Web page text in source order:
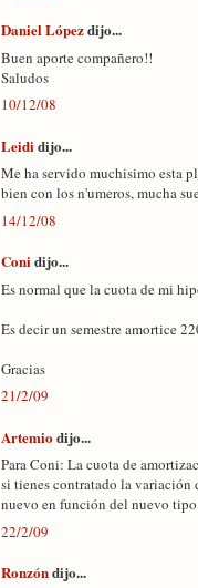
Daniel Lópezdijo...
Buen aporte compañero!!
Saludos
10/12/08
Leidi dijo...
Me ha servido muchisimo esta
bien con los n'umeros, mucha
14/12/08
Conidijo...
Es normal que la cuota de mi
Es decir un semestre amortice
Gracias
21/2/09
Artemiodijo...
Para Coni: La cuota de
si tienes contratado la variación
nuevo en función del nuevo
22/2/09
Ronzóndijo...